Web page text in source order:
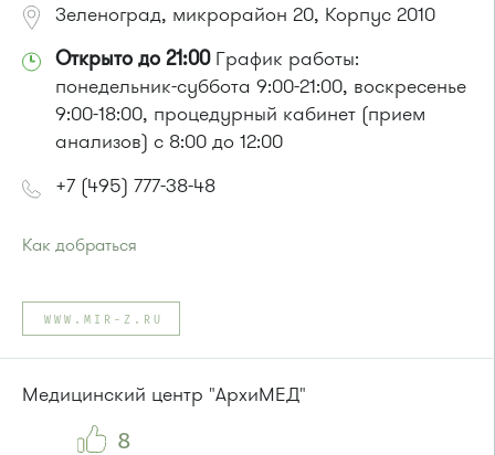
Зеленоград, микрорайон 20, Корпус 2010
Открыто до 21:00График работы:
понедельник-суббота 9:00-21:00, воскресенье
9:00-18:00, процедурный кабинет (прием
анализов) с 8:00 до 12:00
+7 (495) 777-38-48
Как добраться
Автобусы № 14, 22, 400к, 28
Маршрутка № 707м
WWW.MIR-Z.RU
Медицинский центр "АрхиМЕД"
8